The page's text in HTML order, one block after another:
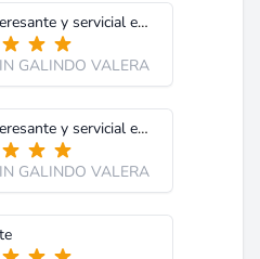
muy interesante y servicial esta informacion creo que a nusotros los principiantes de aparatos de medicion nos va ha cer demaciado util. gracias
GALINDO VALERA
muy interesante y servicial esta informacion creo que a nusotros los principiantes de aparatos de medicion nos va ha cer demaciado util. gracias
GALINDO VALERA